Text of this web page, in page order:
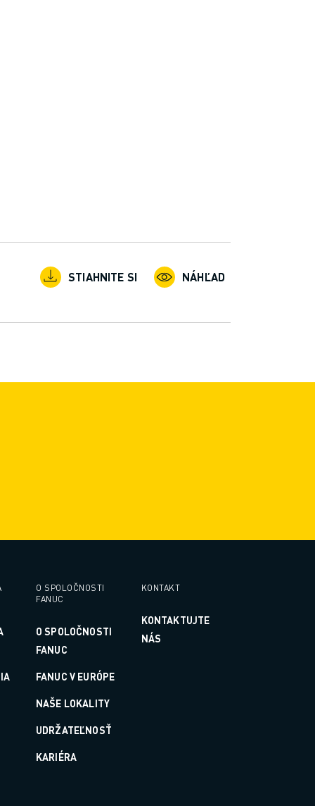
STIAHNITE SI NÁHĽAD
O SPOLOČNOSTI
FANUC
O SPOLOČNOSTI
FANUC
FANUC V EURÓPE
NAŠE LOKALITY
UDRŽATEĽNOSŤ
KARIÉRA
KONTAKT
KONTAKTUJTE
NÁS